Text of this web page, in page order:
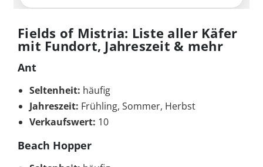
Fields of Mistria: Liste aller Käfer
mit Fundort, Jahreszeit & mehr
Ant
Seltenheit: häufig
Jahreszeit: Frühling, Sommer, Herbst
Verkaufswert: 10
Beach Hopper